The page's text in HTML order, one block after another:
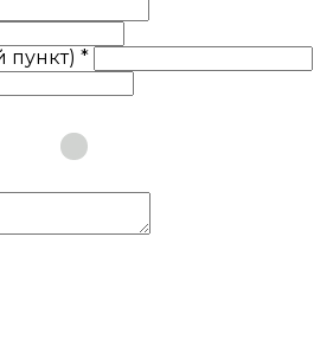
пункт) *
Юридическое лицо